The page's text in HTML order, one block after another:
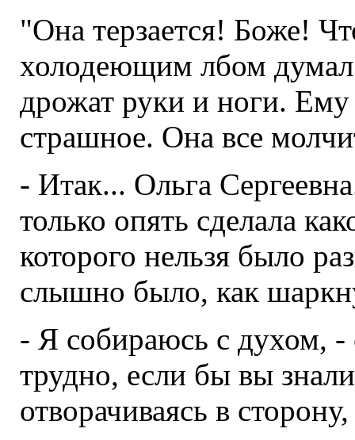
"Она терзается! Боже!
холодеющим лбом думал
дрожат руки и ноги. Ему
страшное. Она все
- Итак... Ольга
только опять сделала
которого нельзя было
слышно было, как
- Я собираюсь с духом, -
трудно, если бы вы
отворачиваясь в